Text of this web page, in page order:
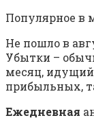
Популярное в
Не пошло в
Убытки –
месяц, идущий
прибыльных,
Ежедневная